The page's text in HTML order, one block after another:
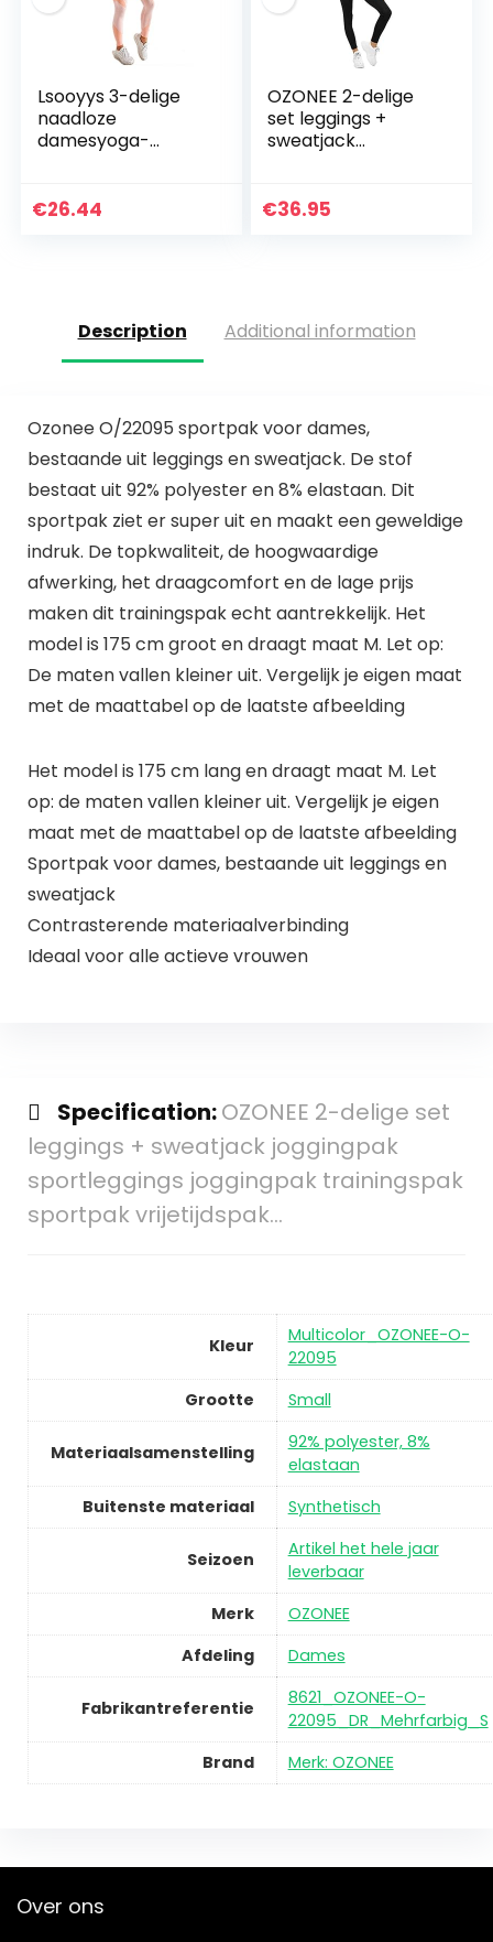
Lsooyys 3-delige
naadloze
damesyoga-
zacht, comfortabel
€26.44
OZONEE 2-delige
set leggings +
sweatjack
joggingpak
€36.95
Description Additional information
Ozonee O/22095 sportpak voor dames,
bestaande uit leggings en sweatjack. De stof
bestaat uit 92% polyester en 8% elastaan. Dit
sportpak ziet er super uit en maakt een geweldige
indruk. De topkwaliteit, de hoogwaardige
afwerking, het draagcomfort en de lage prijs
maken dit trainingspak echt aantrekkelijk. Het
model is 175 cm groot en draagt maat M. Let op:
De maten vallen kleiner uit. Vergelijk je eigen maat
met de maattabel op de laatste afbeelding
Het model is 175 cm lang en draagt maat M. Let
op: de maten vallen kleiner uit. Vergelijk je eigen
maat met de maattabel op de laatste afbeelding
Sportpak voor dames, bestaande uit leggings en
sweatjack
Contrasterende materiaalverbinding
Ideaal voor alle actieve vrouwen
Specification:OZONEE 2-delige set
leggings + sweatjack joggingpak
sportleggings joggingpak trainingspak
sportpak vrijetijdspak…
Kleur
Multicolor_OZONEE-O-
22095
Grootte
Small
Materiaalsamenstelling
92% polyester, 8%
elastaan
Buitenste materiaal
Synthetisch
Seizoen
Artikel het hele jaar
leverbaar
Merk
OZONEE
Afdeling
Dames
Fabrikantreferentie
8621_OZONEE-O-
22095_DR_Mehrfarbig_S
Brand
Merk: OZONEE
Over ons